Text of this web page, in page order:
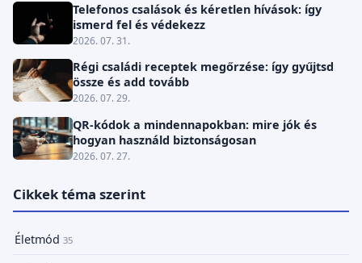
Telefonos csalások és kéretlen hívások: így
ismerd fel és védekezz
2026. 07. 31.
Régi családi receptek megőrzése: így gyűjtsd
össze és add tovább
2026. 07. 29.
QR-kódok a mindennapokban: mire jók és
hogyan használd biztonságosan
2026. 07. 27.
Cikkek téma szerint
Életmód 35